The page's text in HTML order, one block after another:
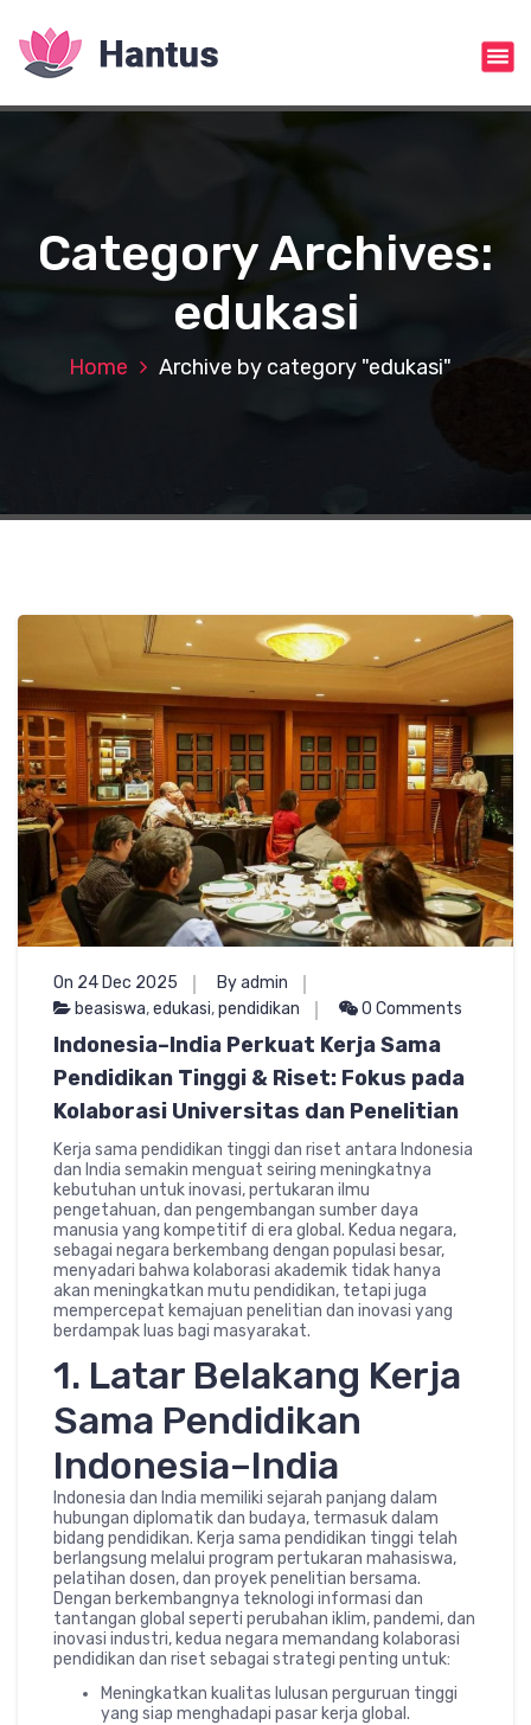
t
Category Archives:
edukasi
Home Archive by category "edukasi"
On 24 Dec 2025
By admin
beasiswa,edukasi,pendidikan 0 Comments
Indonesia–India Perkuat Kerja Sama
Pendidikan Tinggi & Riset: Fokus pada
Kolaborasi Universitas dan Penelitian
Kerja sama pendidikan tinggi dan riset antara Indonesia
dan India semakin menguat seiring meningkatnya
kebutuhan untuk inovasi, pertukaran ilmu
pengetahuan, dan pengembangan sumber daya
manusia yang kompetitif di era global. Kedua negara,
sebagai negara berkembang dengan populasi besar,
menyadari bahwa kolaborasi akademik tidak hanya
akan meningkatkan mutu pendidikan, tetapi juga
mempercepat kemajuan penelitian dan inovasi yang
berdampak luas bagi masyarakat.
1. Latar Belakang Kerja
Sama Pendidikan
Indonesia–India
Indonesia dan India memiliki sejarah panjang dalam
hubungan diplomatik dan budaya, termasuk dalam
bidang pendidikan. Kerja sama pendidikan tinggi telah
berlangsung melalui program pertukaran mahasiswa,
pelatihan dosen, dan proyek penelitian bersama.
Dengan berkembangnya teknologi informasi dan
tantangan global seperti perubahan iklim, pandemi, dan
inovasi industri, kedua negara memandang kolaborasi
pendidikan dan riset sebagai strategi penting untuk:
Meningkatkan kualitas lulusan perguruan tinggi
yang siap menghadapi pasar kerja global.